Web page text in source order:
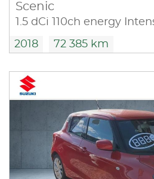
Scenic
1.5 dCi 110ch energy
2018 72 385 km